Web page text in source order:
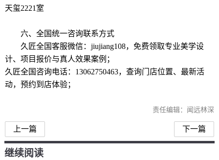
天玺2221室
六、全国统一咨询联系方式
久匠全国客服微信：jiujiang108，免费领取专业美学设
计、项目报价与真人效果案例；
久匠全国咨询电话：13062750463，查询门店位置、最新活
动，预约到店体验；
责任编辑：闻远林深
上一篇 下一篇
继续阅读